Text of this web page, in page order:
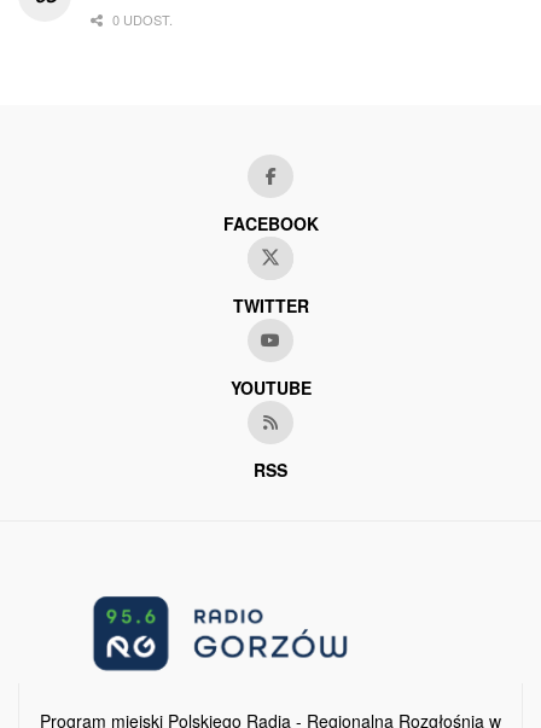
0 UDOST.
FACEBOOK
TWITTER
YOUTUBE
RSS
Program miejski Polskiego Radia - Regionalna Rozgłośnia w